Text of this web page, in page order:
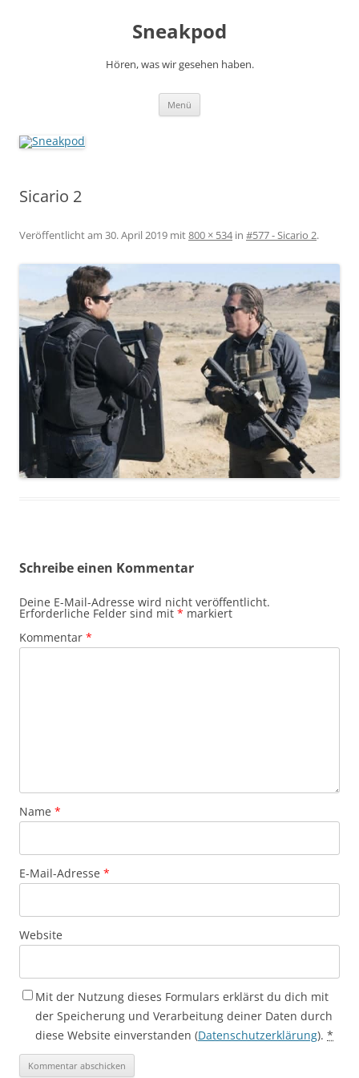
Sneakpod
Hören, was wir gesehen haben.
Menü
Sicario 2
Veröffentlicht am 30. April 2019 mit800 × 534in #577 - Sicario 2.
Schreibe einen Kommentar
Deine E-Mail-Adresse wird nicht veröffentlicht.
Erforderliche Felder sind mit * markiert
Kommentar *
Name *
E-Mail-Adresse *
Website
Mit der Nutzung dieses Formulars erklärst du dich mit
der Speicherung und Verarbeitung deiner Daten durch
diese Website einverstanden (Datenschutzerklärung). *